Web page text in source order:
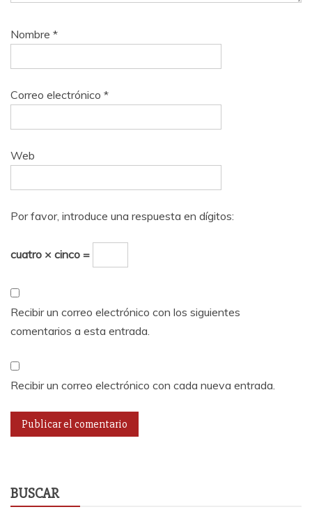
Nombre *
Correo electrónico *
Web
Por favor, introduce una respuesta en dígitos:
cuatro × cinco =
Recibir un correo electrónico con los siguientes
comentarios a esta entrada.
Recibir un correo electrónico con cada nueva entrada.
BUSCAR